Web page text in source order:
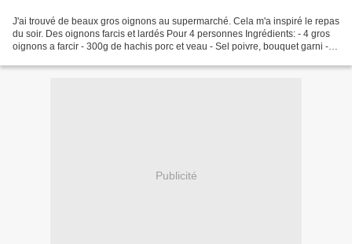
J'ai trouvé de beaux gros oignons au supermarché. Cela m'a inspiré le repas
du soir. Des oignons farcis et lardés Pour 4 personnes Ingrédients: - 4 gros
oignons a farcir - 300g de hachis porc et veau - Sel poivre, bouquet garni - 1
Publicité